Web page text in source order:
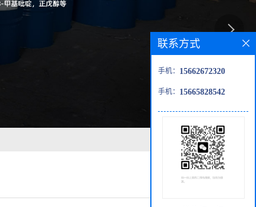
联系方式
手机： 15662672320
手机： 15665828542